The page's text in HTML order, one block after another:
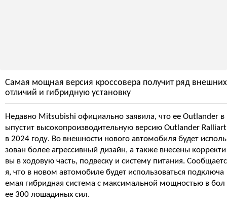
Самая мощная версия кроссовера получит ряд внешних
отличий и гибридную установку
Недавно Mitsubishi официально заявила, что ее Outlander в
ыпустит высокопроизводительную версию Outlander Ralliart
в 2024 году. Во внешности нового автомобиля будет исполь
зован более агрессивный дизайн, а также внесены корректи
вы в ходовую часть, подвеску и систему питания. Сообщаетс
я, что в новом автомобиле будет использоваться подключа
емая гибридная система с максимальной мощностью в бол
ее 300 лошадиных сил.